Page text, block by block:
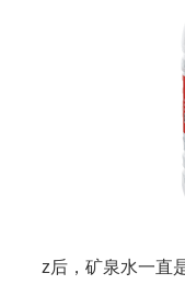
z后，矿泉水一直